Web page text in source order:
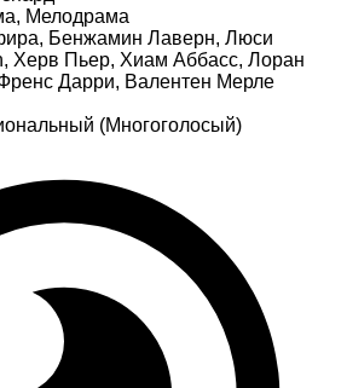
Мелодрама
Бенжамин Лаверн, Люси
Херв Пьер, Хиам Аббасс, Лоран
Дарри, Валентен Мерле
(Многоголосый)